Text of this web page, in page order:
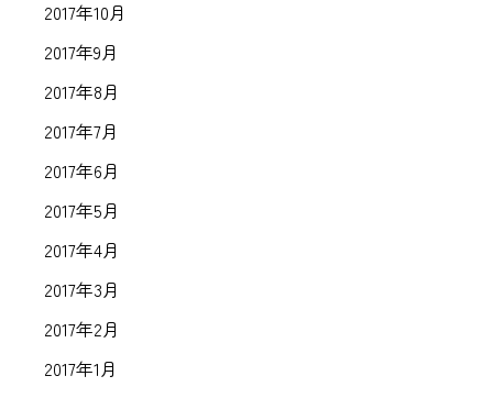
2017年10月
2017年9月
2017年8月
2017年7月
2017年6月
2017年5月
2017年4月
2017年3月
2017年2月
2017年1月